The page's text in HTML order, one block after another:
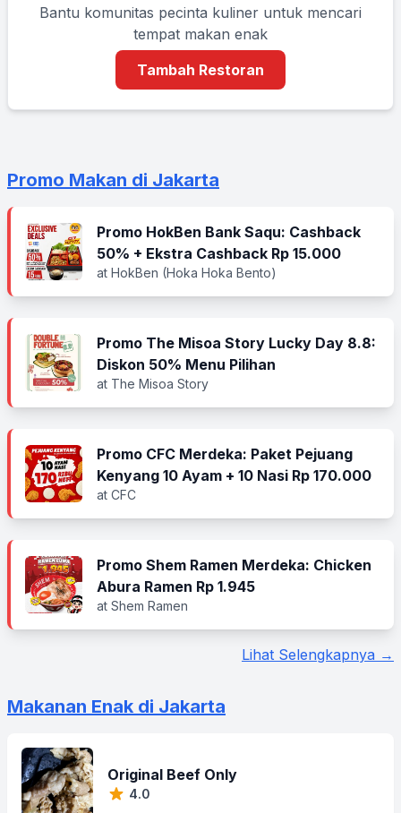
Bantu komunitas pecinta kuliner untuk mencari
tempat makan enak
Tambah Restoran
Promo Makan di Jakarta
Promo HokBen Bank Saqu: Cashback
50% + Ekstra Cashback Rp 15.000
at HokBen (Hoka Hoka Bento)
Promo The Misoa Story Lucky Day 8.8:
Diskon 50% Menu Pilihan
at The Misoa Story
Promo CFC Merdeka: Paket Pejuang
Kenyang 10 Ayam + 10 Nasi Rp 170.000
at CFC
Promo Shem Ramen Merdeka: Chicken
Abura Ramen Rp 1.945
at Shem Ramen
Lihat Selengkapnya →
Makanan Enak di Jakarta
Original Beef Only
4.0